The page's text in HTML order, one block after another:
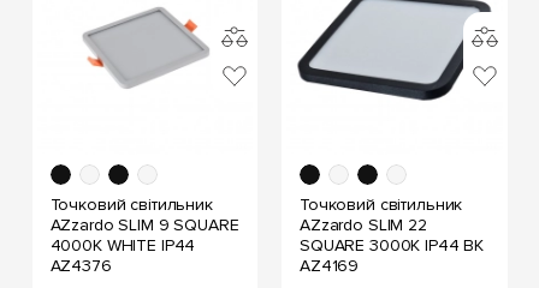
Точковий світильник
AZzardo SLIM 9 SQUARE
4000K WHITE IP44
AZ4376
Точковий світильник
AZzardo SLIM 22
SQUARE 3000K IP44 BK
AZ4169